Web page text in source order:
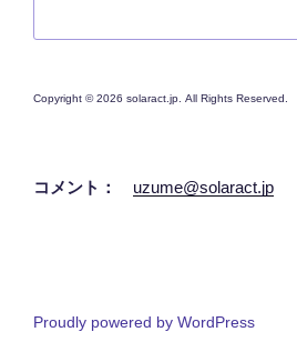
Copyright © 2026 solaract.jp. All Rights Reserved.
コメント： uzume@solaract.jp
Proudly powered by WordPress